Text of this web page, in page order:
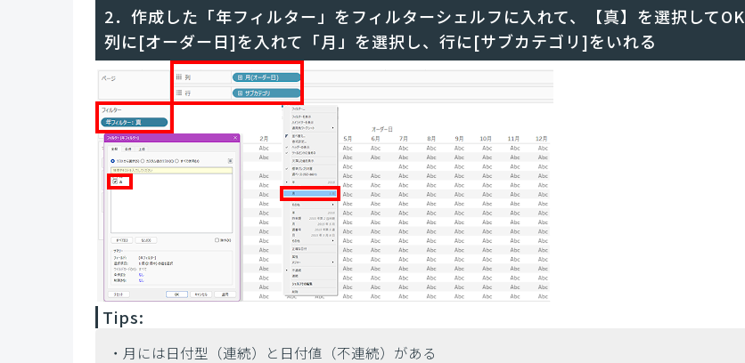
2．作成した「年フィルター」をフィルターシェルフに入れて、【真】を選択してOK
列に[オーダー日]を入れて「月」を選択し、行に[サブカテゴリ]をいれる
Tips:
・月には日付型（連続）と日付値（不連続）がある